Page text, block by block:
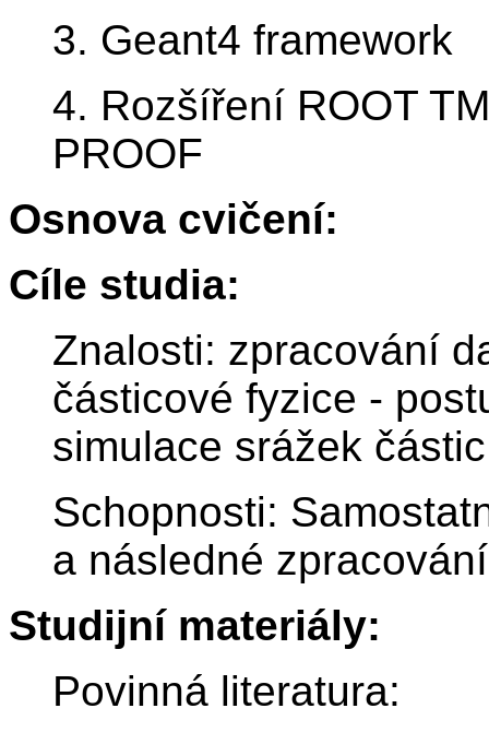
3. Geant4 framework
4. Rozšíření ROOT
PROOF
Osnova cvičení:
Cíle studia:
Znalosti: zpracování
částicové fyzice -
simulace srážek částic
Schopnosti:
a následné
Studijní materiály:
Povinná literatura: